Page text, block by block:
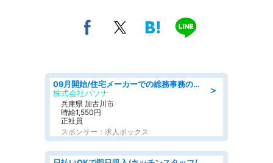
＞
09月開始/住宅メーカーでの総務事務のお仕事/駅近/車通勤可/一般事務/人事労務
株式会社パソナ
兵庫県 加古川市
時給1,550円
正社員
スポンサー：求人ボックス